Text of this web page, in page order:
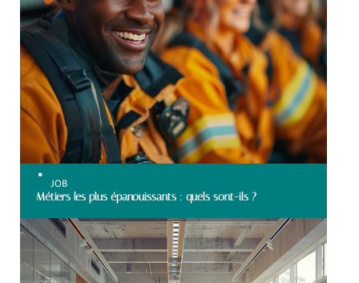
JOB
Métiers les plus épanouissants : quels sont-ils ?